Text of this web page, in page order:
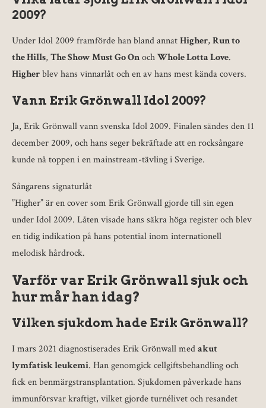
2009?
Under Idol 2009 framförde han bland annatHigher, Run to
the Hills, The Show Must Go OnochWhole Lotta Love.
Higherblev hans vinnarlåt och en av hans mest kända covers.
Vann Erik Grönwall Idol 2009?
Ja, Erik Grönwall vann svenska Idol 2009. Finalen sändes den 11
december 2009, och hans seger bekräftade att en rocksångare
kunde nå toppen i en mainstream-tävling i Sverige.
Sångarens signaturlåt
”Higher” är en cover som Erik Grönwall gjorde till sin egen
under Idol 2009. Låten visade hans säkra höga register och blev
en tidig indikation på hans potential inom internationell
melodisk hårdrock.
Varför var Erik Grönwall sjuk och
hur mår han idag?
Vilken sjukdom hade Erik Grönwall?
I mars 2021 diagnostiserades Erik Grönwall medakut
lymfatisk leukemi. Han genomgick cellgiftsbehandling och
fick en benmärgstransplantation. Sjukdomen påverkade hans
immunförsvar kraftigt, vilket gjorde turnélivet och resandet